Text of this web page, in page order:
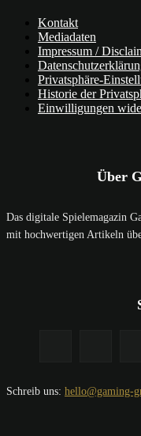
Kontakt
Mediadaten
Impressum /
Privatsphäre-
Historie der
Einwilligungen
Über
Das digitale Spielemagazin
mit hochwertigen Artikeln
Schreib uns: hello@gaming-